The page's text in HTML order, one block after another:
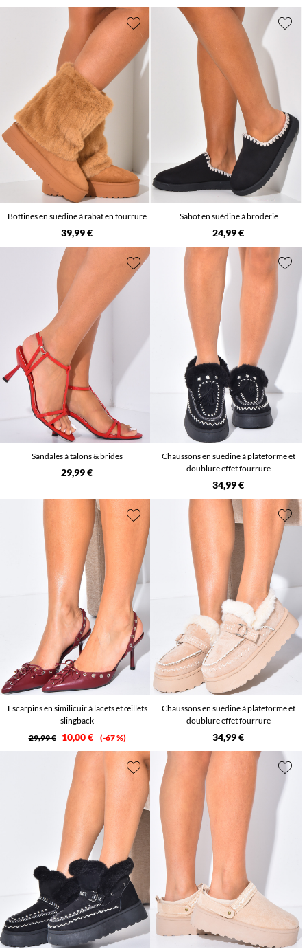
Bottines en suédine à rabat en fourrure
39,99 €
Sabot en suédine à broderie
24,99 €
Sandales à talons & brides
29,99 €
Chaussons en suédine à plateforme et
doublure effet fourrure
34,99 €
Escarpins en similicuir à lacets et œillets
slingback
29,99 €
10,00 € -67 %
Chaussons en suédine à plateforme et
doublure effet fourrure
34,99 €